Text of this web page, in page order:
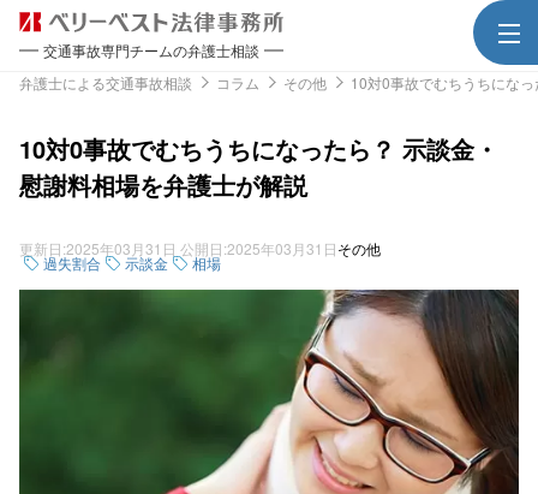
交通事故専門チームの弁護士相談
弁護士による交通事故相談
コラム その他 10対0事故でむちうちにな
10対0事故でむちうちになったら？ 示談金・
慰謝料相場を弁護士が解説
更新日:2025年03月31日 公開日:2025年03月31日その他
過失割合 示談金 相場